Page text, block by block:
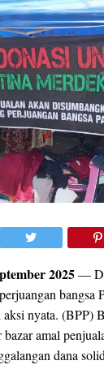
2025—
bangsa
nyata. (BPP)
bazar amal
dana